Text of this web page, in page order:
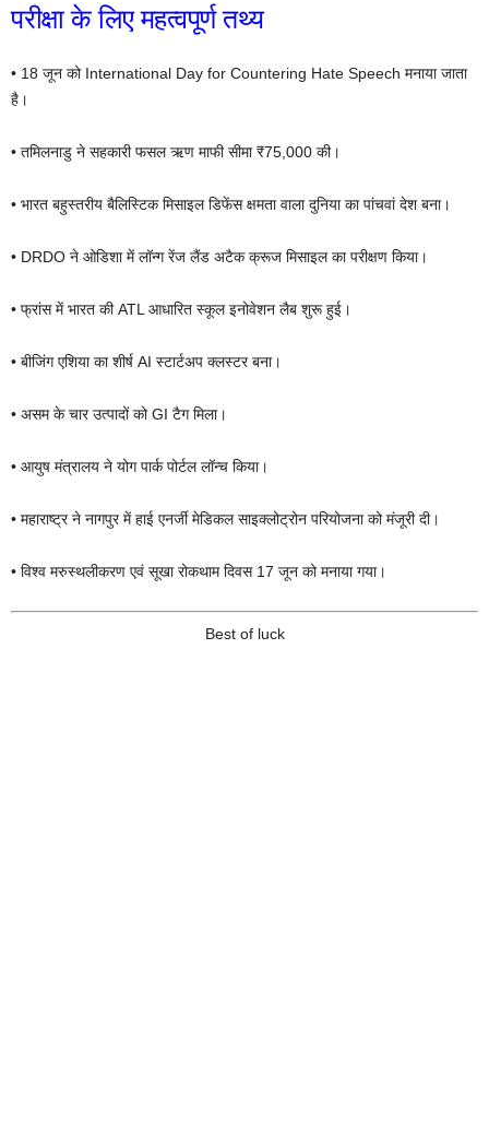
परीक्षा के लिए महत्वपूर्ण तथ्य
• 18 जून को International Day for Countering Hate Speech मनाया जाता
है।
• तमिलनाडु ने सहकारी फसल ऋण माफी सीमा ₹75,000 की।
• भारत बहुस्तरीय बैलिस्टिक मिसाइल डिफेंस क्षमता वाला दुनिया का पांचवां देश बना।
• DRDO ने ओडिशा में लॉन्ग रेंज लैंड अटैक क्रूज मिसाइल का परीक्षण किया।
• फ्रांस में भारत की ATL आधारित स्कूल इनोवेशन लैब शुरू हुई।
• बीजिंग एशिया का शीर्ष AI स्टार्टअप क्लस्टर बना।
• असम के चार उत्पादों को GI टैग मिला।
• आयुष मंत्रालय ने योग पार्क पोर्टल लॉन्च किया।
• महाराष्ट्र ने नागपुर में हाई एनर्जी मेडिकल साइक्लोट्रोन परियोजना को मंजूरी दी।
• विश्व मरुस्थलीकरण एवं सूखा रोकथाम दिवस 17 जून को मनाया गया।
Best of luck